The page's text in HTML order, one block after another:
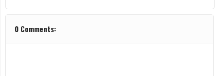
0 Comments: